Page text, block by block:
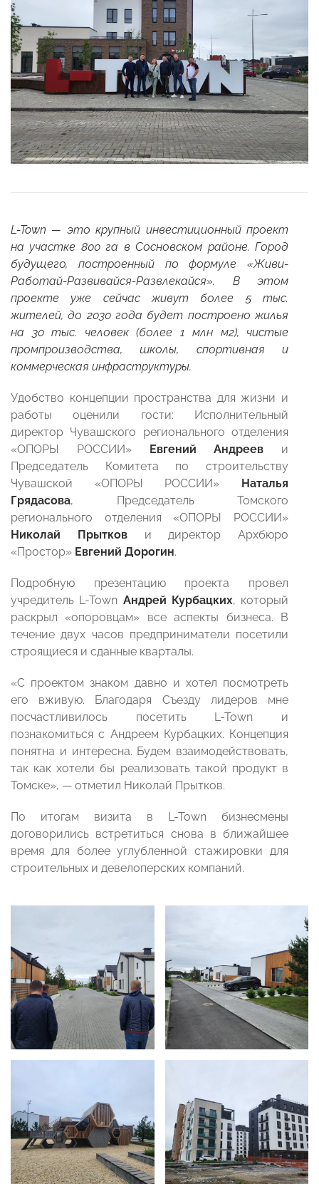
L-Town — это крупный инвестиционный проект
на участке 800 га в Сосновском районе. Город
будущего, построенный по формуле «Живи-
Работай-Развивайся-Развлекайся». В этом
проекте уже сейчас живут более 5 тыс.
жителей, до 2030 года будет построено жилья
на 30 тыс. человек (более 1 млн м2), чистые
промпроизводства, школы, спортивная и
коммерческая инфраструктуры.
Удобство концепции пространства для жизни и
работы оценили гости: Исполнительный
директор Чувашского регионального отделения
«ОПОРЫ РОССИИ»
Евгений Андреев и
Председатель Комитета по строительству
Чувашской «ОПОРЫ РОССИИ»
Наталья
Грядасова, Председатель Томского
регионального отделения «ОПОРЫ РОССИИ»
Николай Прыткови директор Архбюро
«Простор» Евгений Дорогин.
Подробную презентацию проекта провел
учредитель L-Town Андрей Курбацких, который
раскрыл «опоровцам» все аспекты бизнеса. В
течение двух часов предприниматели посетили
строящиеся и сданные кварталы.
«С проектом знаком давно и хотел посмотреть
его вживую. Благодаря Съезду лидеров мне
посчастливилось посетить L-Town и
познакомиться с Андреем Курбацких. Концепция
понятна и интересна. Будем взаимодействовать,
так как хотели бы реализовать такой продукт в
Томске», — отметил Николай Прытков.
По итогам визита в L-Town бизнесмены
договорились встретиться снова в ближайшее
время для более углубленной стажировки для
строительных и девелоперских компаний.